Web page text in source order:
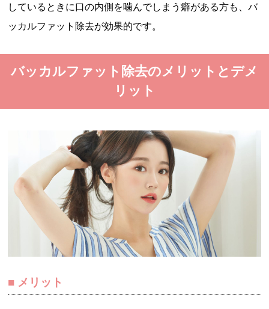
しているときに口の内側を噛んでしまう癖がある方も、バ
ッカルファット除去が効果的です。
バッカルファット除去のメリットとデメ
リット
メリット